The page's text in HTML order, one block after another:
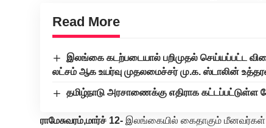
Read More
இலங்கை கடற்படையால் பறிமுதல் செய்யப்பட்ட
லட்சம் ஆக உயர்வு முதலமைச்சர் மு.க. ஸ்டாலின்
தமிழ்நாடு அரசாணைக்கு எதிராக கட்டப்பட்டுள்ள
ராமேசுவரம்,மார்ச் 12- இலங்கையில் கைதாகும் மீனவர்கள்,